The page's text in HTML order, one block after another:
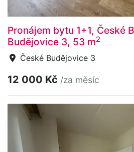
Pronájem bytu 1+1, České
Budějovice 3, 53 m2
České Budějovice 3
12 000 Kč /za měsíc